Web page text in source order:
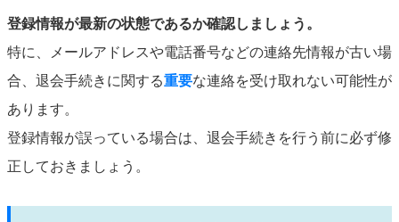
登録情報が最新の状態であるか確認しましょう。
特に、メールアドレスや電話番号などの連絡先情報が古い場
合、退会手続きに関する重要な連絡を受け取れない可能性が
あります。
登録情報が誤っている場合は、退会手続きを行う前に必ず修
正しておきましょう。